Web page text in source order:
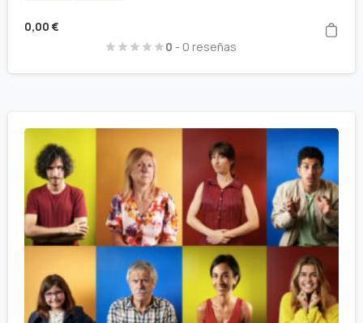
0,00 €
0 - 0 reseñas